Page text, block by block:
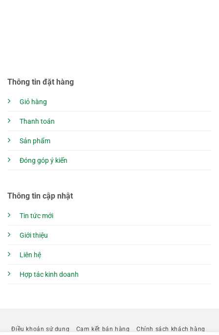
Thông tin đặt hàng
Giỏ hàng
Thanh toán
Sản phẩm
Đóng góp ý kiến
Thông tin cập nhật
Tin tức mới
Giới thiệu
Liên hệ
Hợp tác kinh doanh
Điều khoản sử dụng Cam kết bán hàng
Chính sách khách hàng